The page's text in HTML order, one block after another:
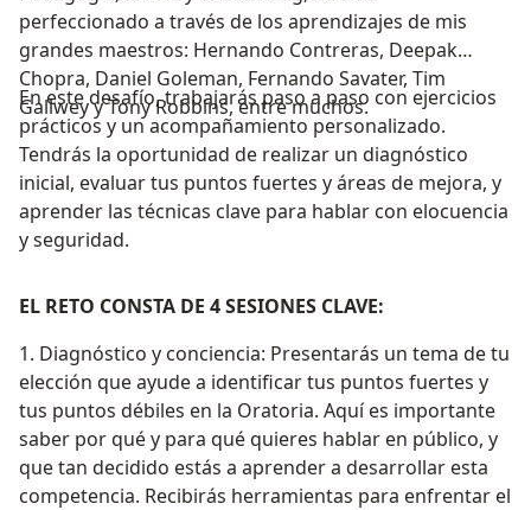
perfeccionado a través de los aprendizajes de mis
grandes maestros: Hernando Contreras, Deepak
Chopra, Daniel Goleman, Fernando Savater, Tim
Gallwey y Tony Robbins, entre muchos.
En este desafío, trabajarás paso a paso con ejercicios
prácticos y un acompañamiento personalizado.
Tendrás la oportunidad de realizar un diagnóstico
inicial, evaluar tus puntos fuertes y áreas de mejora, y
aprender las técnicas clave para hablar con elocuencia
y seguridad.
EL RETO CONSTA DE 4 SESIONES CLAVE:
1. Diagnóstico y conciencia: Presentarás un tema de tu
elección que ayude a identificar tus puntos fuertes y
tus puntos débiles en la Oratoria. Aquí es importante
saber por qué y para qué quieres hablar en público, y
que tan decidido estás a aprender a desarrollar esta
competencia. Recibirás herramientas para enfrentar el